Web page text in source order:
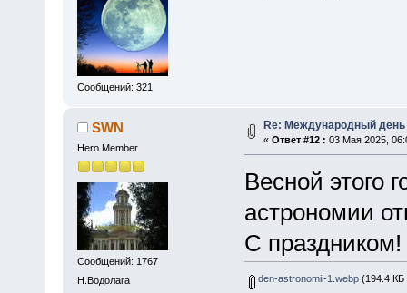
Сообщений: 321
SWN
Hero Member
Сообщений: 1767
Н.Водолага
Re: Международный день
« Ответ #12 : 03 Мая 2025,
Весной этого
астрономии
С праздником!
den-astronomii-1.webp(194.4 КБ